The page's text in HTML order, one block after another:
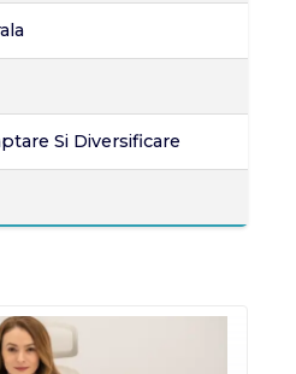
Si Diversificare